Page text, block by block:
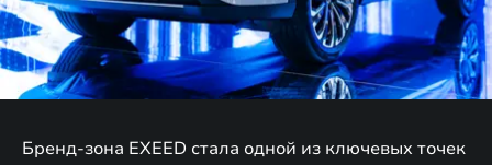
Бренд-зона EXEED стала одной из ключевых точек